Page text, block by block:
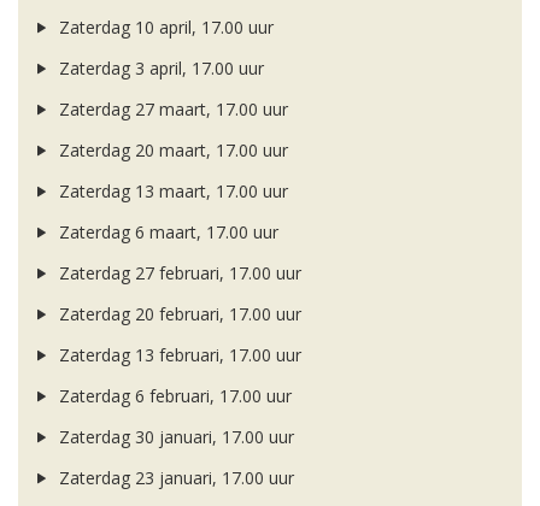
Zaterdag 10 april, 17.00 uur
Zaterdag 3 april, 17.00 uur
Zaterdag 27 maart, 17.00 uur
Zaterdag 20 maart, 17.00 uur
Zaterdag 13 maart, 17.00 uur
Zaterdag 6 maart, 17.00 uur
Zaterdag 27 februari, 17.00 uur
Zaterdag 20 februari, 17.00 uur
Zaterdag 13 februari, 17.00 uur
Zaterdag 6 februari, 17.00 uur
Zaterdag 30 januari, 17.00 uur
Zaterdag 23 januari, 17.00 uur